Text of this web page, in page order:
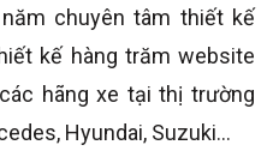
chuyên tâm thiết kế
kế hàng trăm website
hãng xe tại thị trường
Hyundai, Suzuki...